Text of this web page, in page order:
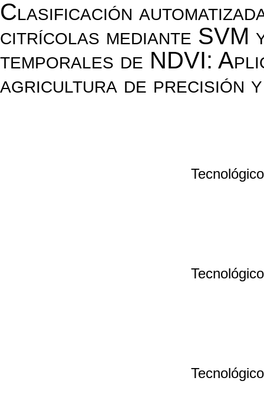
Clasificación
citrícolas mediante SVM
temporales de NDVI:
agricultura de precisión